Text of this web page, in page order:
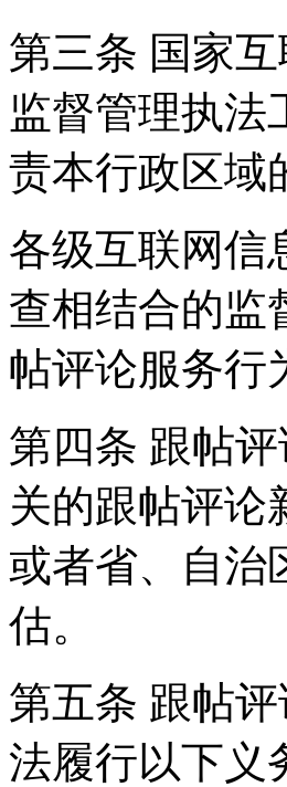
第三条 国家
监督管理执法
责本行政区域
各级互联网信
查相结合的监
帖评论服务行
第四条 跟帖
关的跟帖评论
或者省、自治
估。
第五条 跟帖
法履行以下义